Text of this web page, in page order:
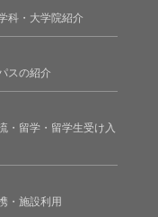
科・大学院紹介
スの紹介
・留学・留学生受け入
・施設利用